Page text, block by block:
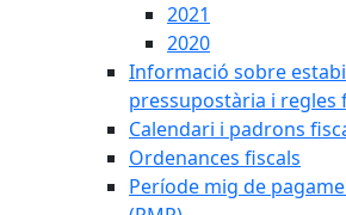
2021
2020
Informació sobre
pressupostària i regles
Calendari i padrons
Ordenances fiscals
Període mig de